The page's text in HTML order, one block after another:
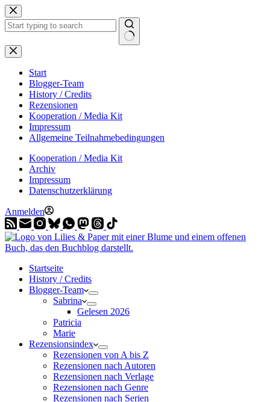
Zum
Inhalt
springen
Start
Blogger-Team
History / Credits
Rezensionen
Kooperation / Media Kit
Impressum
Allgemeine Teilnahmebedingungen
Kooperation / Media Kit
Archiv
Impressum
Datenschutzerklärung
Anmelden
Startseite
History / Credits
Blogger-Team
Sabrina
Gelesen 2026
Patricia
Marie
Rezensionsindex
Rezensionen von A bis Z
Rezensionen nach Autoren
Rezensionen nach Verlage
Rezensionen nach Genre
Rezensionen nach Serien